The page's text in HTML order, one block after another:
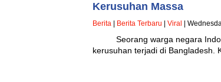
Kerusuhan Massa
Berita Berita Terbaru Viral |
Seorang warga negara
kerusuhan terjadi di Bangladesh.